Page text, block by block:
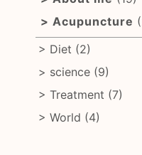
Acupuncture
Diet (2)
science (9)
Treatment (7)
World (4)